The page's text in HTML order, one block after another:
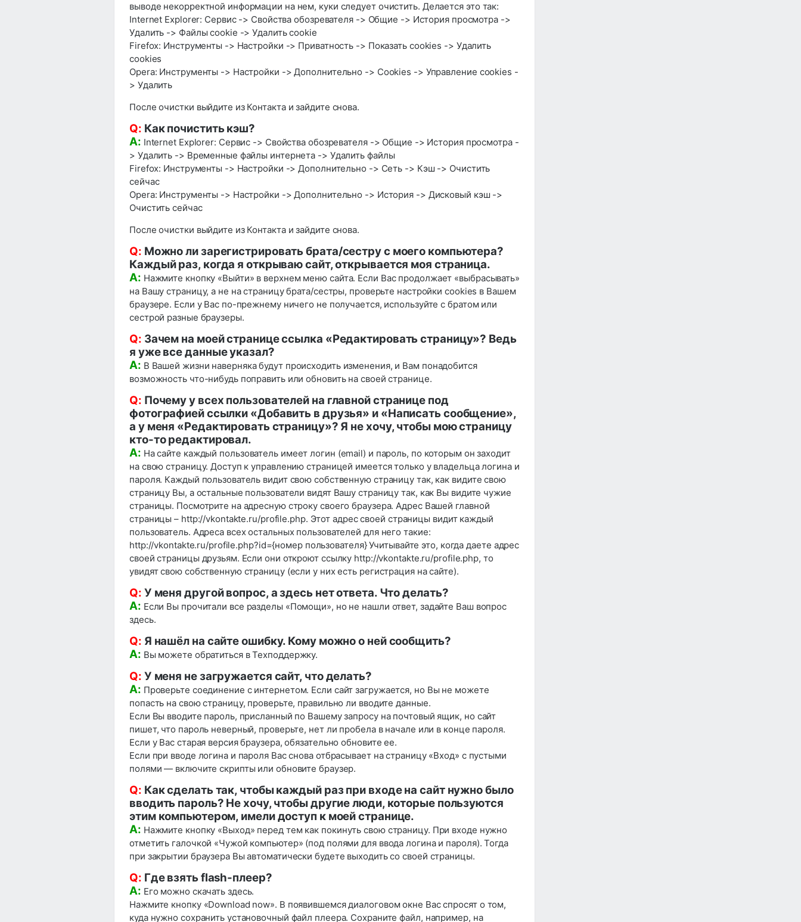
выводе некорректной информации на нем, куки следует очистить. Делается это так:
Internet Explorer: Сервис -> Свойства обозревателя -> Общие -> История просмотра ->
Удалить -> Файлы cookie -> Удалить cookie
Firefox: Инструменты -> Настройки -> Приватность -> Показать cookies -> Удалить
cookies
Opera: Инструменты -> Настройки -> Дополнительно -> Cookies -> Управление cookies -
> Удалить
После очистки выйдите из Контакта и зайдите снова.
Q: Как почистить кэш?
A: Internet Explorer: Сервис -> Свойства обозревателя -> Общие -> История просмотра -
> Удалить -> Временные файлы интернета -> Удалить файлы
Firefox: Инструменты -> Настройки -> Дополнительно -> Сеть -> Кэш -> Очистить
сейчас
Opera: Инструменты -> Настройки -> Дополнительно -> История -> Дисковый кэш ->
Очистить сейчас
После очистки выйдите из Контакта и зайдите снова.
Q: Можно ли зарегистрировать брата/сестру с моего компьютера?
Каждый раз, когда я открываю сайт, открывается моя страница.
A: Нажмите кнопку «Выйти» в верхнем меню сайта. Если Вас продолжает «выбрасывать»
на Вашу страницу, а не на страницу брата/сестры, проверьте настройки cookies в Вашем
браузере. Если у Вас по-прежнему ничего не получается, используйте с братом или
сестрой разные браузеры.
Q: Зачем на моей странице ссылка «Редактировать страницу»? Ведь
я уже все данные указал?
A: В Вашей жизни наверняка будут происходить изменения, и Вам понадобится
возможность что-нибудь поправить или обновить на своей странице.
Q: Почему у всех пользователей на главной странице под
фотографией ссылки «Добавить в друзья» и «Написать сообщение»,
а у меня «Редактировать страницу»? Я не хочу, чтобы мою страницу
кто-то редактировал.
A: На сайте каждый пользователь имеет логин (email) и пароль, по которым он заходит
на свою страницу. Доступ к управлению страницей имеется только у владельца логина и
пароля. Каждый пользователь видит свою собственную страницу так, как видите свою
страницу Вы, а остальные пользователи видят Вашу страницу так, как Вы видите чужие
страницы. Посмотрите на адресную строку своего браузера. Адрес Вашей главной
страницы – http://vkontakte.ru/profile.php. Этот адрес своей страницы видит каждый
пользователь. Адреса всех остальных пользователей для него такие:
http://vkontakte.ru/profile.php?id={номер пользователя} Учитывайте это, когда даете адрес
своей страницы друзьям. Если они откроют ссылку http://vkontakte.ru/profile.php, то
увидят свою собственную страницу (если у них есть регистрация на сайте).
Q: У меня другой вопрос, а здесь нет ответа. Что делать?
A: Если Вы прочитали все разделы «Помощи», но не нашли ответ, задайте Ваш вопрос
здесь.
Q: Я нашёл на сайте ошибку. Кому можно о ней сообщить?
A: Вы можете обратиться вТехподдержку.
Q: У меня не загружается сайт, что делать?
A: Проверьте соединение с интернетом. Если сайт загружается, но Вы не можете
попасть на свою страницу, проверьте, правильно ли вводите данные.
Если Вы вводите пароль, присланный по Вашему запросу на почтовый ящик, но сайт
пишет, что пароль неверный, проверьте, нет ли пробела в начале или в конце пароля.
Если у Вас старая версия браузера, обязательно обновите ее.
Если при вводе логина и пароля Вас снова отбрасывает на страницу «Вход» с пустыми
полями — включите скрипты или обновите браузер.
Q: Как сделать так, чтобы каждый раз при входе на сайт нужно было
вводить пароль? Не хочу, чтобы другие люди, которые пользуются
этим компьютером, имели доступ к моей странице.
A: Нажмите кнопку «Выход» перед тем как покинуть свою страницу. При входе нужно
отметить галочкой «Чужой компьютер» (под полями для ввода логина и пароля). Тогда
при закрытии браузера Вы автоматически будете выходить со своей страницы.
Q: Где взять flash-плеер?
A: Его можно скачать здесь.
Нажмите кнопку «Download now». В появившемся диалоговом окне Вас спросят о том,
куда нужно сохранить установочный файл плеера. Сохраните файл, например, на